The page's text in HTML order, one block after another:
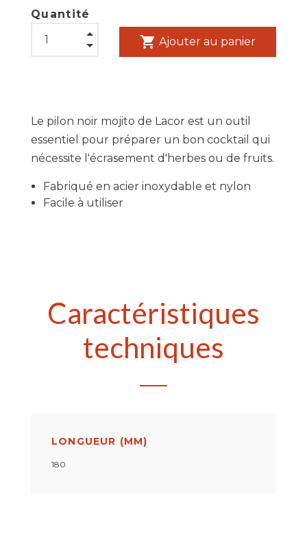
Quantité
shopping_cart Ajouter au panier
Le pilon noir mojito de Lacor est un outil
essentiel pour préparer un bon cocktail qui
nécessite l'écrasement d'herbes ou de fruits.
Fabriqué en acier inoxydable et nylon
Facile à utiliser
Caractéristiques
techniques
LONGUEUR (MM)
180